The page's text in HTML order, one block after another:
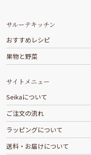
サルーテキッチン
おすすめレシピ
果物と野菜
サイトメニュー
Seikaについて
ご注文の流れ
ラッピングについて
送料・お届けについて